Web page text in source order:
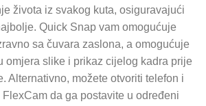
života iz svakog kuta, osiguravajući
Quick Snap vam omogućuje
sa čuvara zaslona, ​​a omogućuje
omjera slike i prikaz cijelog kadra prije
Alternativno, možete otvoriti telefon i
da ga postavite u određeni